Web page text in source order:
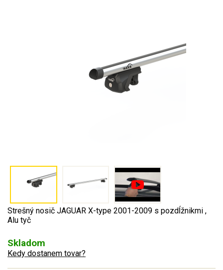
Strešný nosič JAGUAR X-type 2001-2009 s pozdĺžnikmi ,
Alu tyč
Skladom
Kedy dostanem tovar?